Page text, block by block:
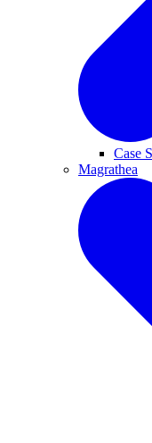
Case
Magrathea